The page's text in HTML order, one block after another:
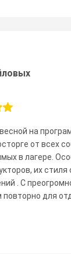
на
от всех
в лагере.
их
. С
для